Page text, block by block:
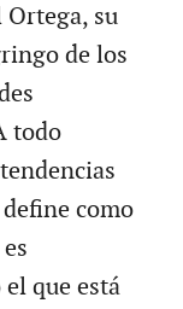
su
de los
todo
como
que está